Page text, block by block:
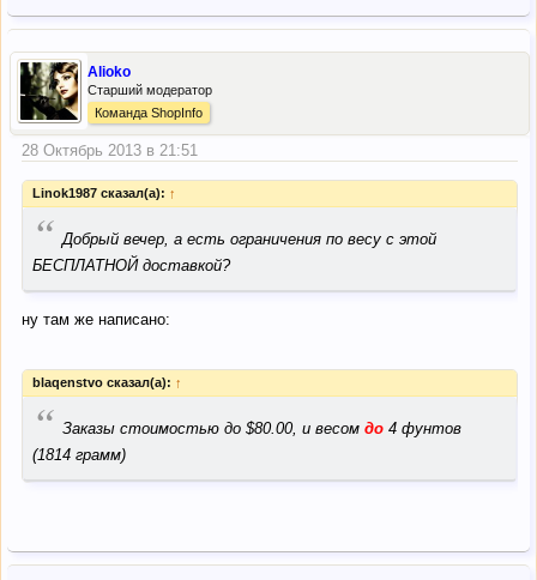
Alioko
Старший модератор
Команда ShopInfo
28 Октябрь 2013 в 21:51
Linok1987 сказал(а): ↑
“ Добрый вечер, а есть ограничения по весу с этой
БЕСПЛАТНОЙ доставкой?
ну там же написано:
blaqenstvo сказал(а): ↑
“ Заказы стоимостью до $80.00, и весом до 4 фунтов
(1814 грамм)